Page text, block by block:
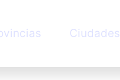
Ciudades